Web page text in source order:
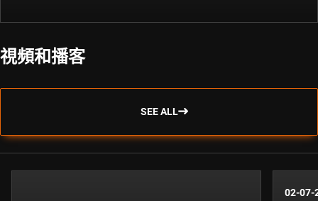
視頻和播客
SEE ALL
02-07-